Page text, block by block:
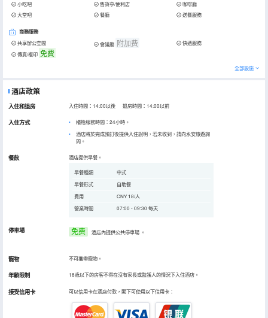
小吃吧 售貨亭/便利店
咖啡廳
大堂吧
餐廳 送餐服務
商務服務
共享辦公空間 會議廳 附加费
快遞服務
傳真/複印 免費
全部設施
酒店政策
入住和退房 入住時間：14:00以後 退房時間：14:00以前
入住方式
櫃枱服務時間：24小時。
酒店將於完成預訂後提供入住說明，若未收到，請向永安旅遊詢
問。
餐飲 酒店提供早餐。
早餐種類
中式
早餐形式
自助餐
費用
CNY 18/人
營業時間
07:00 - 09:30 每天
停車場 免费 酒店內提供公共停車場 。
寵物 不可攜帶寵物。
年齡限制 18歲以下的房客不得在沒有家長或監護人的情況下入住酒店。
接受信用卡 可以信用卡在酒店付款，閣下可使用以下信用卡：